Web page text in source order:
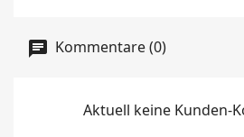
Kommentare (0)
Aktuell keine Kunden-